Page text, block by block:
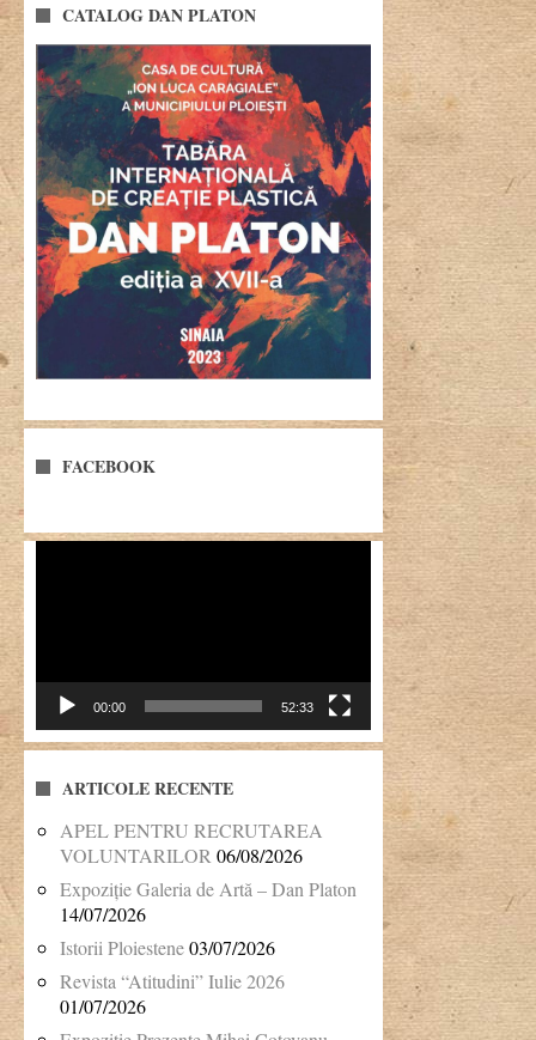
CATALOG DAN PLATON
FACEBOOK
00:00 52:33
ARTICOLE RECENTE
APEL PENTRU RECRUTAREA
VOLUNTARILOR 06/08/2026
Expoziție Galeria de Artă – Dan Platon
14/07/2026
Istorii Ploiestene03/07/2026
Revista “Atitudini” Iulie 2026
01/07/2026